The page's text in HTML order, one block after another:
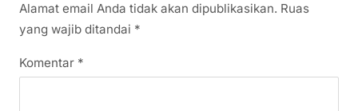
Alamat email Anda tidak akan dipublikasikan. Ruas
yang wajib ditandai *
Komentar *